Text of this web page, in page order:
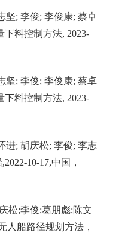
坚; 李俊; 李俊康; 蔡卓
下料控制方法, 2023-
坚; 李俊; 李俊康; 蔡卓
下料控制方法, 2023-
进; 胡庆松; 李俊; 李志
,2022-10-17,中国，
松;李俊;葛朋彪;陈文
人船路径规划方法，